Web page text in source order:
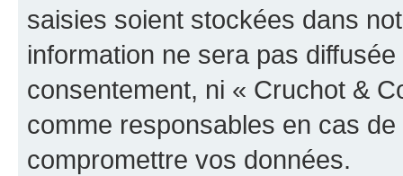
saisies soient stockées dans
information ne sera pas
consentement, ni « Cruchot &
comme responsables en cas
compromettre vos données.